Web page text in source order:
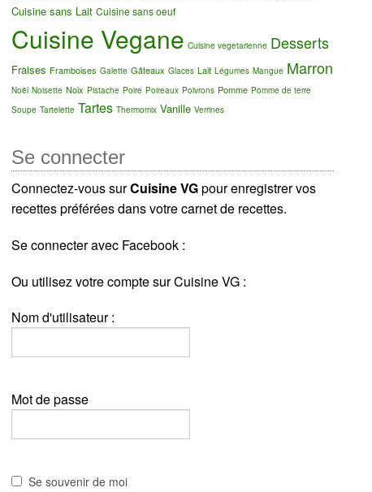
Cuisine sans Lait Cuisine sans oeuf
Cuisine Vegane Cuisine vegetarienne Desserts
Fraises Framboises Galette Gâteaux Glaces Lait Légumes Mangue Marron
Noël Noisette Noix Pistache Poire Poireaux Poivrons Pomme Pomme de terre
Soupe Tartelette Tartes Thermomix Vanille Verrines
Se connecter
Connectez-vous surCuisine VGpour enregistrer vos
recettes préférées dans votre carnet de recettes.
Se connecter avec Facebook :
Ou utilisez votre compte sur Cuisine VG :
Nom d'utilisateur :
Mot de passe
Se souvenir de moi